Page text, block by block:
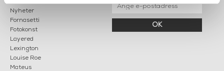
Nyheter
Fornasetti
Fotokonst
Layered
Lexington
Louise Roe
Mateus
OK